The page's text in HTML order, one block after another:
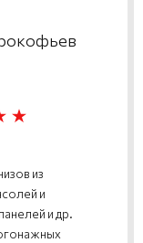
из
и
и др.